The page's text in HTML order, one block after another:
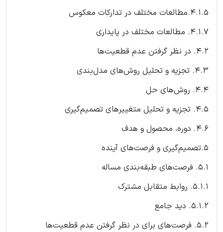
۴.۱.۵.مطالعات مختلف در تدارکات معکوس
۴.۱.۷. مطالعات مختلف در پایداری
۴.۲. در نظر گرفتن عدم قطعیت‌ها
۴.۳. تجزیه و تحلیل روش‌های مدل‌بندی
۴.۴. روش‌های حل
۴.۵. تجزیه و تحلیل متغییرهای تصمیم‌گیری
۴.۶. دوره، محصول و هدف
۵.تصمیم‌گیری و فرصت‌های آینده
۵.۱. فرصت‌های طبقه‌بندی مساله
۵.۱.۱. روابط متقابل مشترک
۵.۱.۲. دید جامع
۵.۲. فرصت‌های برای در نظر گرفتن عدم قطعیت‌ها